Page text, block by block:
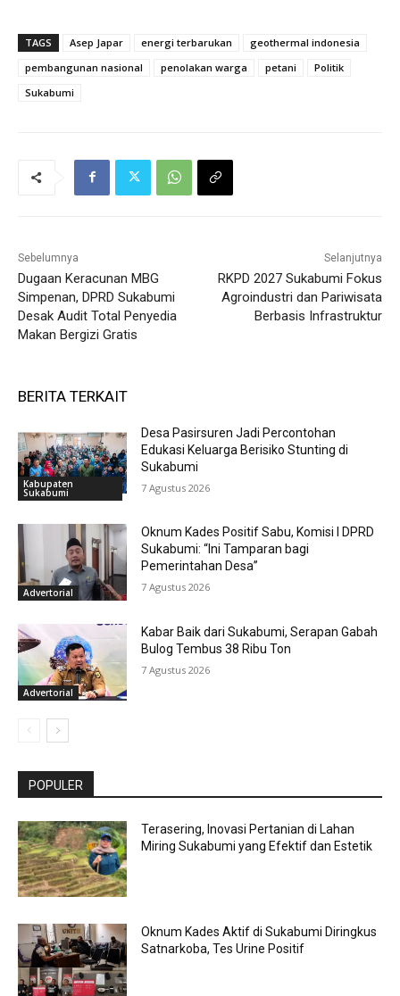
TAGS Asep Japar energi terbarukan
geothermal indonesia
pembangunan nasional
penolakan warga petani
Politik
Sukabumi
Sebelumnya
Dugaan Keracunan MBG
Simpenan, DPRD Sukabumi
Desak Audit Total Penyedia
Makan Bergizi Gratis
Selanjutnya
RKPD 2027 Sukabumi Fokus
Agroindustri dan Pariwisata
Berbasis Infrastruktur
BERITA TERKAIT
Kabupaten
Sukabumi
Desa Pasirsuren Jadi Percontohan
Edukasi Keluarga Berisiko Stunting di
Sukabumi
7 Agustus 2026
Advertorial
Oknum Kades Positif Sabu, Komisi I DPRD
Sukabumi: “Ini Tamparan bagi
Pemerintahan Desa”
7 Agustus 2026
Advertorial
Kabar Baik dari Sukabumi, Serapan Gabah
Bulog Tembus 38 Ribu Ton
7 Agustus 2026
POPULER
Terasering, Inovasi Pertanian di Lahan
Miring Sukabumi yang Efektif dan Estetik
Oknum Kades Aktif di Sukabumi Diringkus
Satnarkoba, Tes Urine Positif